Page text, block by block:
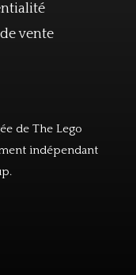
vente
de The Lego
indépendant